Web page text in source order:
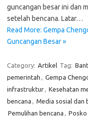
guncangan besar ini dan
setelah bencana. Latar…
Read More: Gempa
Guncangan Besar »
Category: Artikel Tag:
pemerintah , Gempa
infrastruktur, Kesehatan
bencana , Media sosial dan
Pemulihan bencana , Posko